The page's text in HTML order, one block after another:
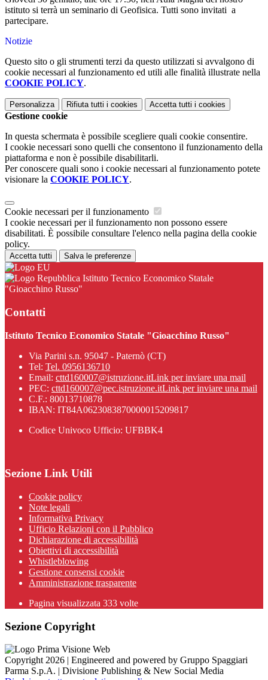
istituto si terrà un seminario di Geofisica. Tutti sono invitati a
partecipare.
Notizie
Questo sito o gli strumenti terzi da questo utilizzati si avvalgono di
cookie necessari al funzionamento ed utili alle finalità illustrate nella
COOKIE POLICY.
Personalizza Rifiuta tutti i cookies Accetta tutti i cookies
Gestione cookie
In questa schermata è possibile scegliere quali cookie consentire.
I cookie necessari sono quelli che consentono il funzionamento della
piattaforma e non è possibile disabilitarli.
Per conoscere quali sono i cookie necessari al funzionamento potete
visionare la COOKIE POLICY.
Cookie necessari per il funzionamento
I cookie necessari per il funzionamento non possono essere
disabilitati. È possibile consultare l'elenco nella pagina della cookie
policy.
Accetta tutti Salva le preferenze
Istituto Tecnico Economico Statale
"Gioacchino Russo"
Contatti
Istituto Tecnico Economico Statale "Gioacchino Russo"
Via Parini s.n. 95047 - Paternò (CT)
Tel: Tel. 0956136710
Email: cttd160007@istruzione.itLink per inviare una mail
PEC: cttd160007@pec.istruzione.itLink per inviare una mail
C.F.: 80013710878
IBAN: IT84A0623083870000015209817
Codice Univoco Ufficio: UFBBK4
Sezione Link Utili
Cookie policy
Note legali
Informativa Privacy
Ufficio Relazioni con il Pubblico
Dichiarazione di accessibilità
Obiettivi di accessibilità
Whistleblowing
Gestione consensi cookie
Amministrazione trasparente
Pagina visualizzata 333 volte
Sezione Copyright
Copyright 2026 | Engineered and powered by Gruppo Spaggiari
Parma S.p.A. | Divisione Publishing & New Social Media